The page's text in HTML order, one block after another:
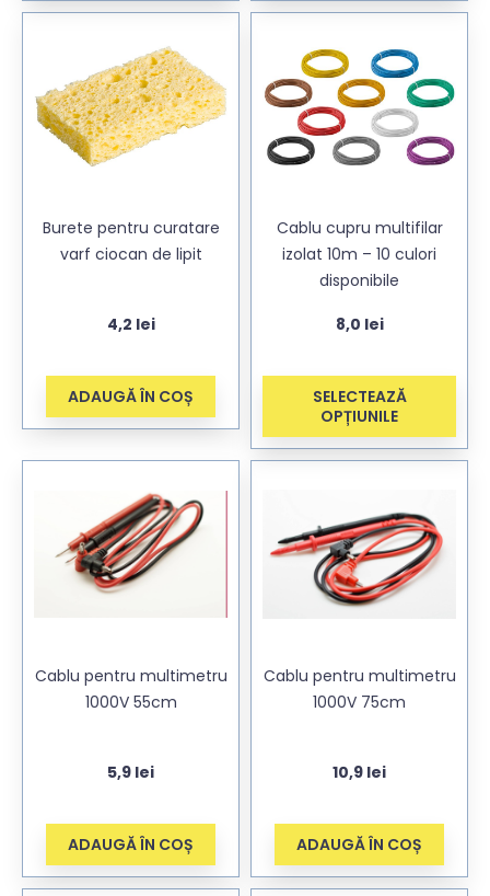
Burete pentru curatare
varf ciocan de lipit
4,2 lei
ADAUGĂ ÎN COȘ
Cablu cupru multifilar
izolat 10m – 10 culori
disponibile
8,0 lei
SELECTEAZĂ
OPȚIUNILE
Cablu pentru multimetru
1000V 55cm
5,9 lei
ADAUGĂ ÎN COȘ
Cablu pentru multimetru
1000V 75cm
10,9 lei
ADAUGĂ ÎN COȘ